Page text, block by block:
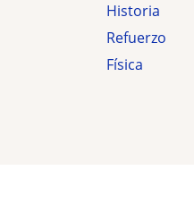
Historia
Refuerzo
Física